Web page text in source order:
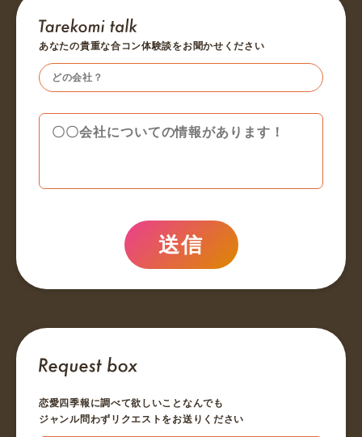
あなたの貴重な合コン体験談をお聞かせください
送信
恋愛四季報に調べて欲しいことなんでも
ジャンル問わずリクエストをお送りください